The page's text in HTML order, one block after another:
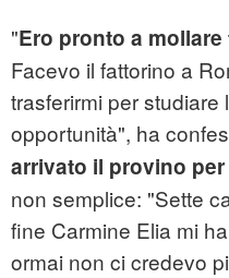
"Ero pronto a mollare
Facevo il fattorino a
trasferirmi per
opportunità", ha
arrivato il provino per
non semplice: "Sette
fine Carmine Elia mi
ormai non ci credevo